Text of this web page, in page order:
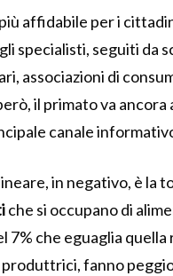
affidabile per i
specialisti, seguiti da
associazioni di
il primato va ancora
canale
in negativo, è la
che si occupano di
7% che eguaglia quella
fanno